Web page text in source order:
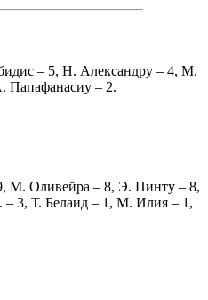
– 5, Н. Александру – 4, М.
Папафанасиу – 2.
М. Оливейра – 8, Э. Пинту – 8,
– 3, Т. Белаид – 1, М. Илия – 1,